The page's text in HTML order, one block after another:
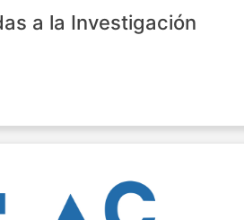
a la Investigación